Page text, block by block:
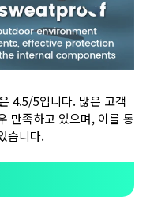
4.5/5입니다. 많은 고객
만족하고 있으며, 이를 통
습니다.